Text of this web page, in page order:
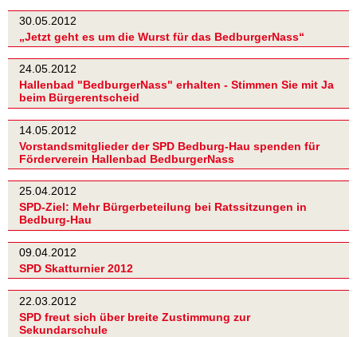
30.05.2012
„Jetzt geht es um die Wurst für das BedburgerNass“
24.05.2012
Hallenbad "BedburgerNass" erhalten - Stimmen Sie mit Ja
beim Bürgerentscheid
14.05.2012
Vorstandsmitglieder der SPD Bedburg-Hau spenden für
Förderverein Hallenbad BedburgerNass
25.04.2012
SPD-Ziel: Mehr Bürgerbeteilung bei Ratssitzungen in
Bedburg-Hau
09.04.2012
SPD Skatturnier 2012
22.03.2012
SPD freut sich über breite Zustimmung zur
Sekundarschule